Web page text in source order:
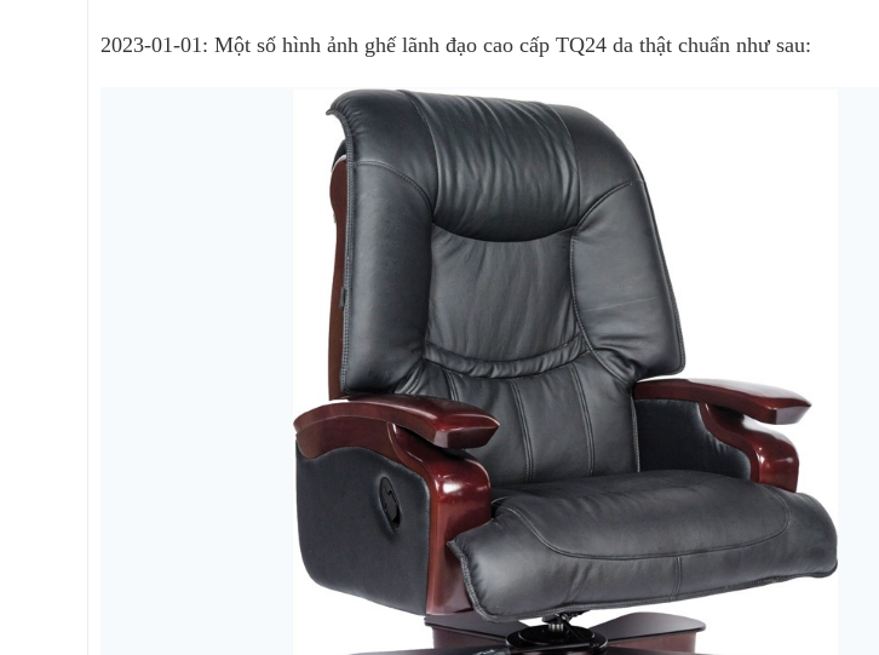
2023-01-01: Một số hình ảnh ghế lãnh đạo cao cấp TQ24 da thật chuẩn như sau: